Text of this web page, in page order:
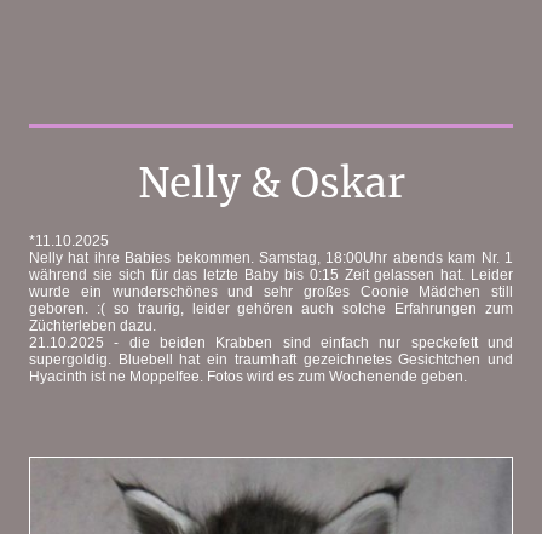
Nelly & Oskar
*11.10.2025
Nelly hat ihre Babies bekommen. Samstag, 18:00Uhr abends kam Nr. 1
während sie sich für das letzte Baby bis 0:15 Zeit gelassen hat. Leider
wurde ein wunderschönes und sehr großes Coonie Mädchen still
geboren. :( so traurig, leider gehören auch solche Erfahrungen zum
Züchterleben dazu.
21.10.2025 - die beiden Krabben sind einfach nur speckefett und
supergoldig. Bluebell hat ein traumhaft gezeichnetes Gesichtchen und
Hyacinth ist ne Moppelfee. Fotos wird es zum Wochenende geben.